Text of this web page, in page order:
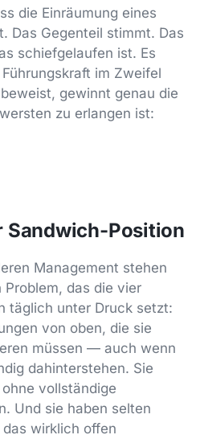
die Einräumung eines
Das Gegenteil stimmt. Das
schiefgelaufen ist. Es
im Zweifel
gewinnt genau die
zu erlangen ist:
Sandwich-Position
Management stehen
das die vier
täglich unter Druck setzt:
von oben, die sie
müssen — auch wenn
dahinterstehen. Sie
vollständige
Und sie haben selten
wirklich offen